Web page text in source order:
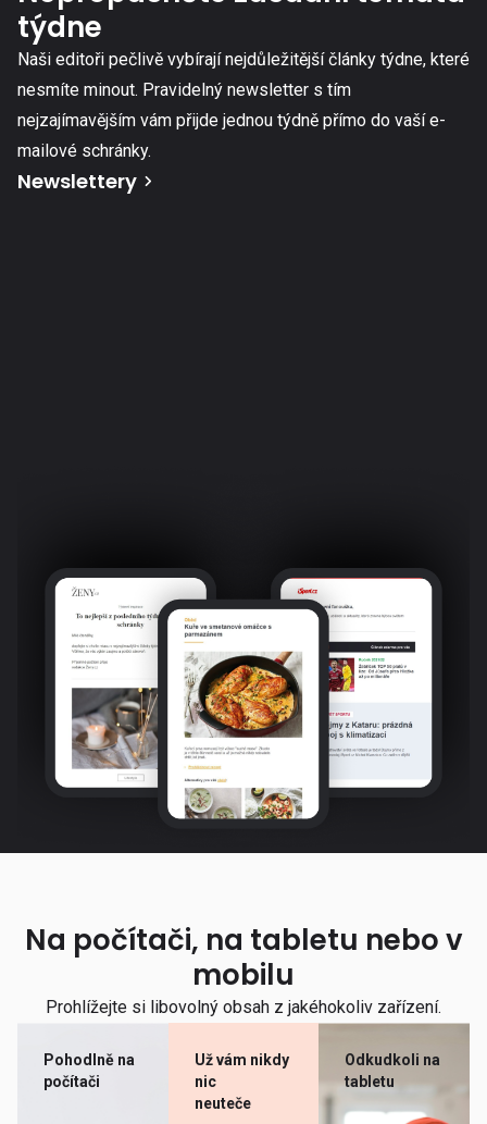
týdne
Naši editoři pečlivě vybírají nejdůležitější články týdne, které
nesmíte minout. Pravidelný newsletter s tím
nejzajímavějším vám přijde jednou týdně přímo do vaší e-
mailové schránky.
Newslettery
Na počítači, na tabletu nebo v
mobilu
Prohlížejte si libovolný obsah z jakéhokoliv zařízení.
Pohodlně na
počítači
Už vám nikdy
nic
neuteče
Odkudkoli na
tabletu